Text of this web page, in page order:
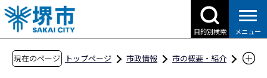
こ
の
ペ
目的別検索 メニュー
現在のページ トップページ 市政情報
市の概要・紹介